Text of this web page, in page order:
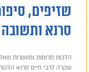
שזיפים,
סרנא
הלכות תרומות ומעשרות
שקרה לרבי חיים סרנא